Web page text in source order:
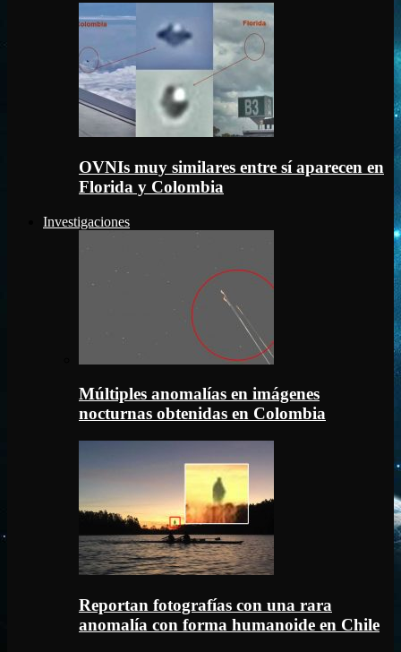
OVNIs muy similares entre sí aparecen en
Florida y Colombia
Investigaciones
Múltiples anomalías en imágenes
nocturnas obtenidas en Colombia
Reportan fotografías con una rara
anomalía con forma humanoide en Chile